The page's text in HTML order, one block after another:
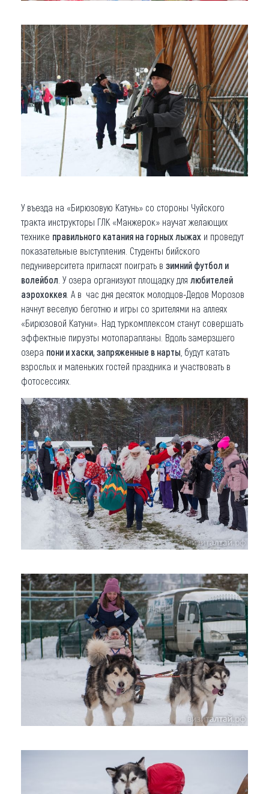
У въезда на «Бирюзовую Катунь» со стороны Чуйского
тракта инструкторы ГЛК «Манжерок» научат желающих
технике правильного катания на горных лыжах и проведут
показательные выступления. Студенты бийского
педуниверситета пригласят поиграть в зимний футбол и
волейбол . У озера организуют площадку для любителей
аэрохоккея . А в час дня десяток молодцов-Дедов Морозов
начнут веселую беготню и игры со зрителями на аллеях
«Бирюзовой Катуни». Над туркомплексом станут совершать
эффектные пируэты мотопарапланы. Вдоль замерзшего
озера пони и хаски, запряженные в нарты , будут катать
взрослых и маленьких гостей праздника и участвовать в
фотосессиях.